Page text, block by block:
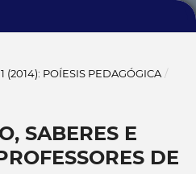
1 (2014): POÍESIS PEDAGÓGICA /
SABERES E
DE